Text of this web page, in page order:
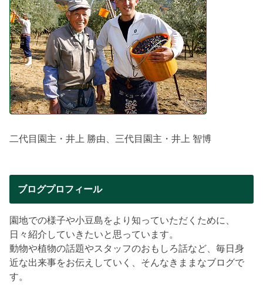
二代目園主・井上 勝由、三代目園主・井上 智博
ブログプロフィール
園地での様子や小豆島をより知っていただくために、
日々紹介していきたいと思っています。
動物や植物の話題やスタッフのおもしろ話など、毎日身
近な出来事をお伝えしていく、そんなきままなブログで
す。